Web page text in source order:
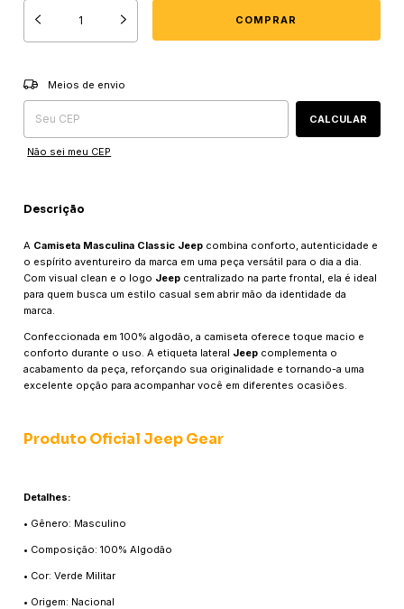
Entregas para o CEP:
Meios de envio
CALCULAR
Não sei meu CEP
Descrição
A Camiseta Masculina Classic Jeep combina conforto, autenticidade e
o espírito aventureiro da marca em uma peça versátil para o dia a dia.
Com visual clean e o logo Jeep centralizado na parte frontal, ela é ideal
para quem busca um estilo casual sem abrir mão da identidade da
marca.
Confeccionada em 100% algodão, a camiseta oferece toque macio e
conforto durante o uso. A etiqueta lateral Jeep complementa o
acabamento da peça, reforçando sua originalidade e tornando-a uma
excelente opção para acompanhar você em diferentes ocasiões.
Produto Oficial Jeep Gear
Detalhes:
• Gênero: Masculino
• Composição: 100% Algodão
• Cor: Verde Militar
• Origem: Nacional